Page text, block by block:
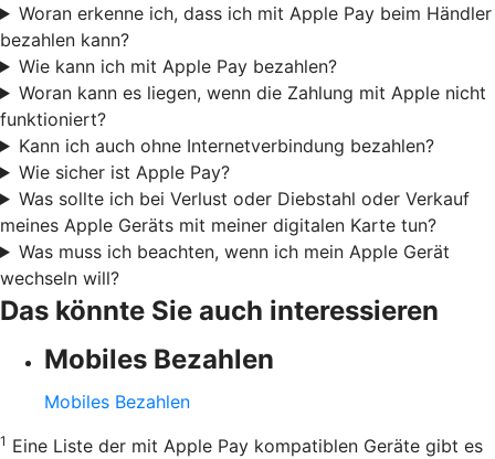
Woran erkenne ich, dass ich mit Apple Pay beim Händler
bezahlen kann?
Wie kann ich mit Apple Pay bezahlen?
Woran kann es liegen, wenn die Zahlung mit Apple nicht
funktioniert?
Kann ich auch ohne Internetverbindung bezahlen?
Wie sicher ist Apple Pay?
Was sollte ich bei Verlust oder Diebstahl oder Verkauf
meines Apple Geräts mit meiner digitalen Karte tun?
Was muss ich beachten, wenn ich mein Apple Gerät
wechseln will?
Das könnte Sie auch interessieren
Mobiles Bezahlen
Mobiles Bezahlen
1 Eine Liste der mit Apple Pay kompatiblen Geräte gibt es